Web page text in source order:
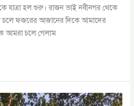
যাত্রা হল শুরু। রাজন ভাই নবীনগর থেকে
চলে ফজরের আজানের দিকে আমাদের
আমরা চলে গেলাম